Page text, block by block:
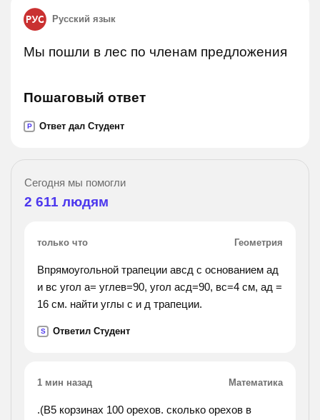
Русский язык
Мы пошли в лес по членам предложения
Пошаговый ответ
P Ответ дал Студент
Сегодня мы помогли
2 611 людям
только что Геометрия
Впрямоугольной трапеции авсд с основанием ад
и вс угол а= углев=90, угол асд=90, вс=4 см, ад =
16 см. найти углы с и д трапеции.
S Ответил Студент
1 мин назад Математика
.(В5 корзинах 100 орехов. сколько орехов в